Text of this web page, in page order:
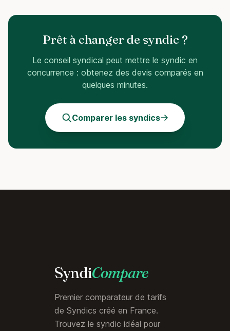
Prêt à changer de syndic ?
Le conseil syndical peut mettre le syndic en
concurrence : obtenez des devis comparés en
quelques minutes.
Comparer les syndics
SyndiCompare
Premier comparateur de tarifs
de Syndics créé en France.
Trouvez le syndic idéal pour